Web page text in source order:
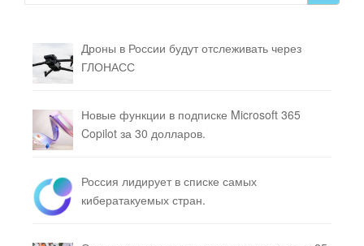
Дроны в России будут отслеживать через
ГЛОНАСС
Новые функции в подписке Microsoft 365
Copilot за 30 долларов.
Россия лидирует в списке самых
кибератакуемых стран.